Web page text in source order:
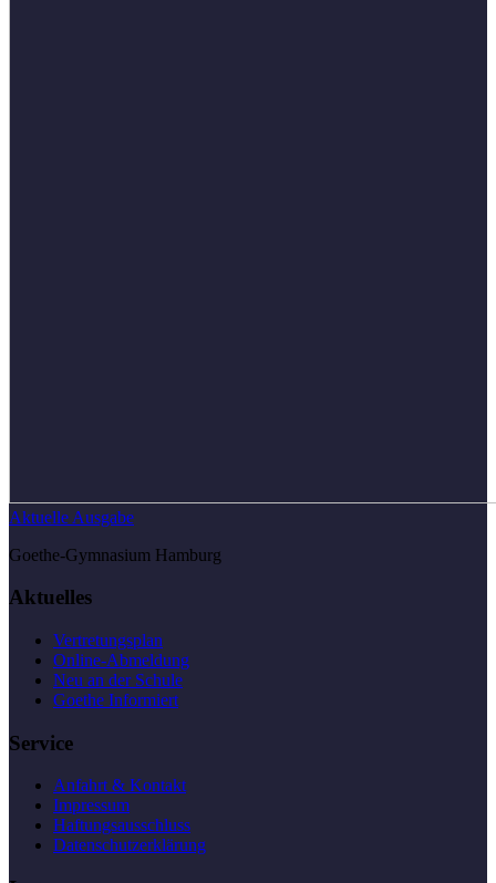
Aktuelle Ausgabe
Goethe-Gymnasium Hamburg
Aktuelles
Vertretungsplan
Online-Abmeldung
Neu an der Schule
Goethe Informiert
Service
Anfahrt & Kontakt
Impressum
Haftungsausschluss
Datenschutzerklärung